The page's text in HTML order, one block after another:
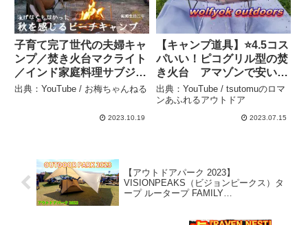
子育て完了世代の夫婦キャ
ンプ／焚き火台マクライト
／インド家庭料理サブジ／
秋が目前のレイクキャンプ
(滋賀) – お梅ちゃんねる
出典：YouTube / お梅ちゃんねる
2023.10.19
【キャンプ道具】⭐️4.5コス
パいい！ピコグリル型の焚
き火台 アマゾンで安い日
本メーカー ウルフヨック
アウトドア 初心者向けゴ
トク – tsutomuのロマンあ
出典：YouTube / tsutomuのロマ
ンあふれるアウトドア
2023.07.15
【アウトドアパーク 2023】
VISIONPEAKS（ビジョンピークス）タ
ープ ルータープ FAMILY